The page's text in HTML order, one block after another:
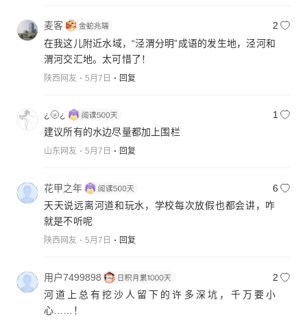
麦客
2
在我这儿附近水域，“泾渭分明”成语的发生地，泾河和
渭河交汇地。太可惜了！
陕西网友 5月7日 回复
¿🌝¿
1
建议所有的水边尽量都加上围栏
山东网友 5月7日 回复
花甲之年
6
天天说远离河道和玩水，学校每次放假也都会讲，咋
就是不听呢
陕西网友 5月7日 回复
用户7499898
2
河道上总有挖沙人留下的许多深坑，千万要小
心……！